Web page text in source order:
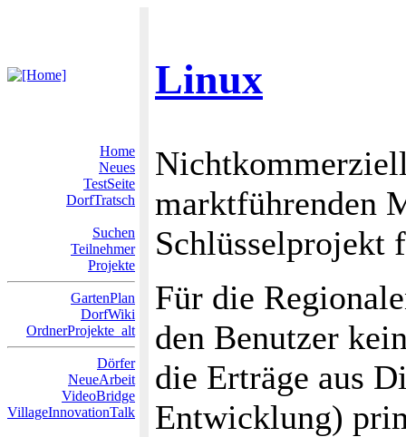
Linux
Home
Neues
TestSeite
DorfTratsch
Suchen
Teilnehmer
Projekte
GartenPlan
DorfWiki
OrdnerProjekte_alt
Dörfer
NeueArbeit
VideoBridge
VillageInnovationTalk
marktführenden
Schlüsselprojekt
Für die
den Benutzer
die Erträge aus
Entwicklung)